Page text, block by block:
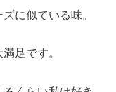
に似ている味。
足です。